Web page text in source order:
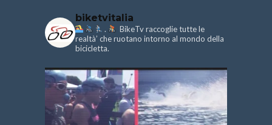
biketvitalia
.
BikeTv raccoglie tutte le
realtà’ che ruotano intorno al mondo della
bicicletta.